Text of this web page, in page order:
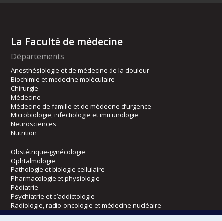
La Faculté de médecine
Départements
Anesthésiologie et de médecine de la douleur
Biochimie et médecine moléculaire
Chirurgie
Médecine
Médecine de famille et de médecine d’urgence
Microbiologie, infectiologie et immunologie
Neurosciences
Nutrition
Obstétrique-gynécologie
Ophtalmologie
Pathologie et biologie cellulaire
Pharmacologie et physiologie
Pédiatrie
Psychiatrie et d’addictologie
Radiologie, radio-oncologie et médecine nucléaire